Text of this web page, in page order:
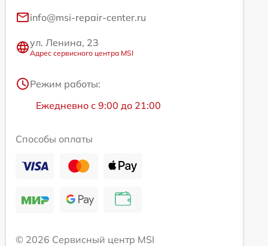
info@msi-repair-center.ru
ул. Ленина, 23
Адрес сервисного центра MSI
Режим работы:
Ежедневно с 9:00 до 21:00
Способы оплаты
© 2026 Сервисный центр MSI